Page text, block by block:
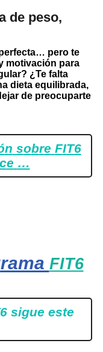
de peso,
pero te
motivación para
¿Te falta
dieta equilibrada,
de preocuparte
n sobre FIT6
ce …
FIT6
sigue este